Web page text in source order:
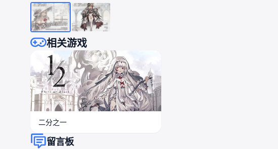
相关游戏
二分之一
留言板